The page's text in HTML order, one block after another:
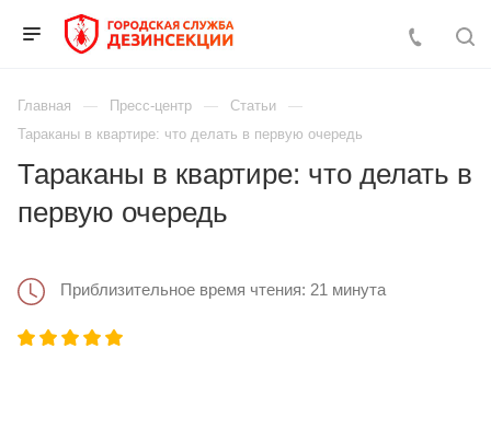
Главная Пресс-центр
Статьи
Тараканы в квартире: что делать в первую очередь
Тараканы в квартире: что делать в
первую очередь
Приблизительное время чтения: 21 минута